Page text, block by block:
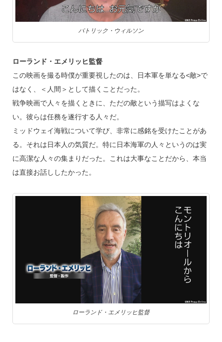
パトリック・ウィルソン
ローランド・エメリッヒ監督
この映画を撮る時僕が重要視したのは、日本軍を単なる<敵>で
はなく、＜人間＞として描くことだった。
戦争映画で人々を描くときに、ただの敵という描写はよくな
い。彼らは任務を遂行する人々だ。
ミッドウェイ海戦について学び、非常に感銘を受けたことがあ
る。それは日本人の気質だ。特に日本海軍の人々というのは実
に高潔な人々の集まりだった。これは大事なことだから、本当
は直接お話ししたかった。
ローランド・エメリッヒ監督